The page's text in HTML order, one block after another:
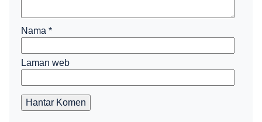
Nama *
Laman web
Hantar Komen